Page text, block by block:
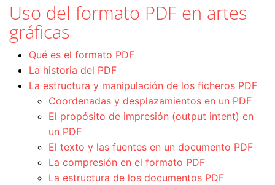
Uso del formato PDF en artes
gráficas
Qué es el formato PDF
La historia del PDF
La estructura y manipulación de los ficheros PDF
Coordenadas y desplazamientos en un PDF
El propósito de impresión (output intent) en
un PDF
El texto y las fuentes en un documento PDF
La compresión en el formato PDF
La estructura de los documentos PDF